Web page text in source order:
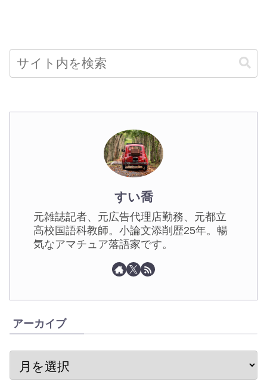
すい喬
元雑誌記者、元広告代理店勤務、元都立
高校国語科教師。小論文添削歴25年。暢
気なアマチュア落語家です。
アーカイブ